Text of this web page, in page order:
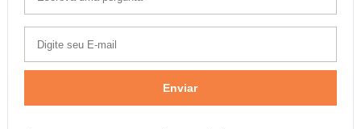
Enviar